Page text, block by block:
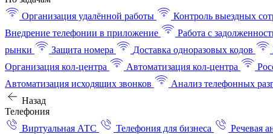
Организация удалённой работы
Контроль выездных
Внедрение телефонии в приложение
Работа с
рынки
Защита номера Доставка одноразовых кодов
Организация кол-центра
Автоматизация кол-центра
Автоматизация исходящих звонков
Анализ телефонных
Назад
Телефония
Виртуальная АТС
Телефония для бизнеса Речевая